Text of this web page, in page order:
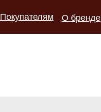
О бренде
Покупателям